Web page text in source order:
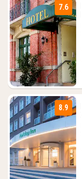
7.6
8.9